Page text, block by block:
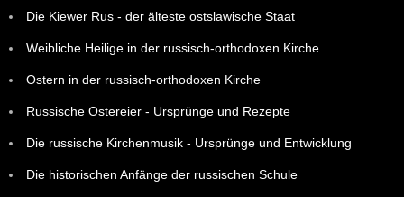
Die Kiewer Rus - der älteste ostslawische Staat
Weibliche Heilige in der russisch-orthodoxen Kirche
Ostern in der russisch-orthodoxen Kirche
Russische Ostereier - Ursprünge und Rezepte
Die russische Kirchenmusik - Ursprünge und Entwicklung
Die historischen Anfänge der russischen Schule